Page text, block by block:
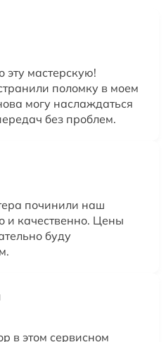
эту мастерскую!
поломку в моем
могу наслаждаться
без проблем.
починили наш
и качественно. Цены
буду
в этом сервисном